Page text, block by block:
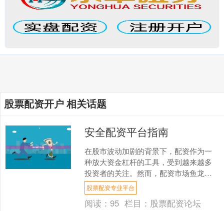
股票配资开户 相关话题
安全配资平台指南
在股市波动加剧的背景下，配资作为一
种放大资金杠杆的工具，受到越来越多
投资者的关注。然而，配资市场鱼龙混
杂，选择不当可能导致本金损失甚至陷
入金融骗局。本文将为您梳....
股票配资专业平台
阅读：95 栏目： 股票配资论坛